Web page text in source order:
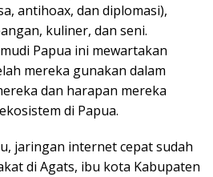
antihoax, dan diplomasi),
kuliner, dan seni.
Papua ini mewartakan
mereka gunakan dalam
dan harapan mereka
di Papua.
jaringan internet cepat sudah
di Agats, ibu kota Kabupaten